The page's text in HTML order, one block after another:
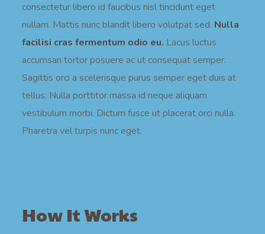
consectetur libero id faucibus nisl tincidunt eget
nullam. Mattis nunc blandit libero volutpat sed. Nulla
facilisi cras fermentum odio eu. Lacus luctus
accumsan tortor posuere ac ut consequat semper.
Sagittis orci a scelerisque purus semper eget duis at
tellus. Nulla porttitor massa id neque aliquam
vestibulum morbi. Dictum fusce ut placerat orci nulla.
Pharetra vel turpis nunc eget.
How It Works